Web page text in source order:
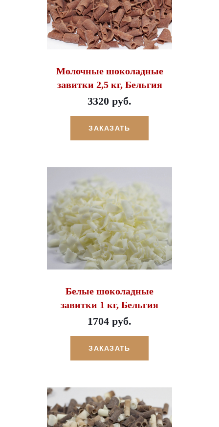
Молочные шоколадные
завитки 2,5 кг, Бельгия
3320 руб.
ЗАКАЗАТЬ
Белые шоколадные
завитки 1 кг, Бельгия
1704 руб.
ЗАКАЗАТЬ